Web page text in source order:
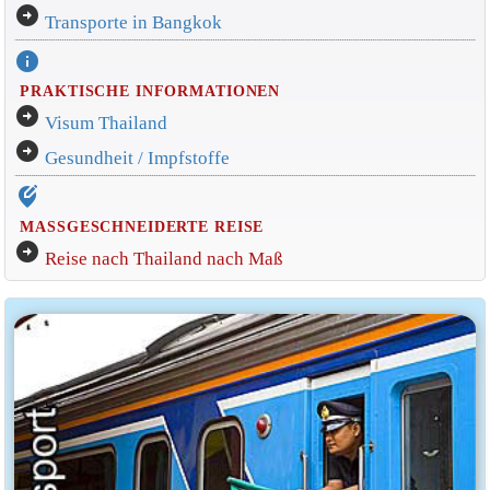
arrow_circle_right Transporte in Bangkok
info
PRAKTISCHE INFORMATIONEN
arrow_circle_right Visum Thailand
arrow_circle_right Gesundheit / Impfstoffe
edit_location_alt
MASSGESCHNEIDERTE REISE
arrow_circle_right Reise nach Thailand nach Maß